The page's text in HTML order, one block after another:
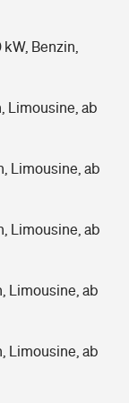
Benzin,
Limousine, ab
Limousine, ab
Limousine, ab
Limousine, ab
Limousine, ab